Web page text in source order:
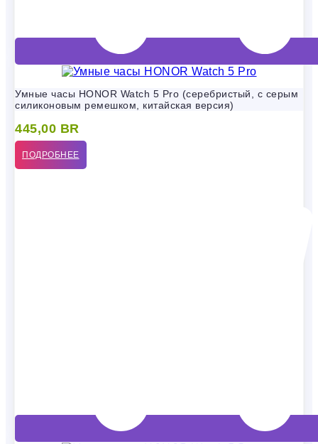
Умные часы HONOR Watch 5 Pro (серебристый, с серым
силиконовым ремешком, китайская версия)
445,00 BR
ПОДРОБНЕЕ